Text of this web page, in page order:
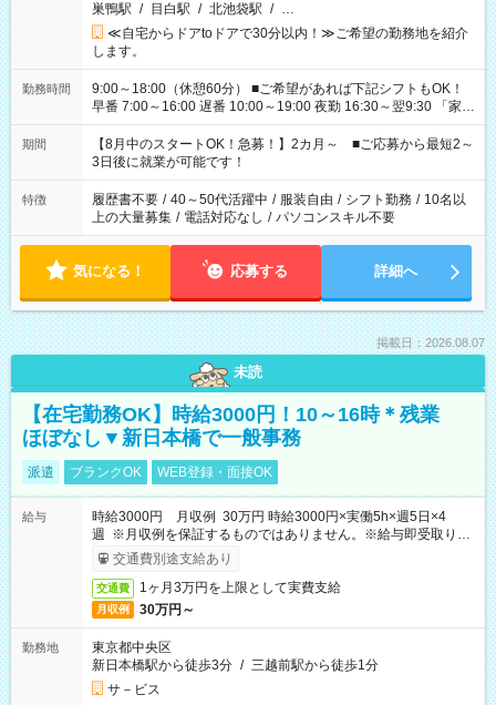
巣鴨駅 / 目白駅 / 北池袋駅 / …
≪自宅からドアtoドアで30分以内！≫ご希望の勤務地を紹介
します。
勤務時間
9:00～18:00（休憩60分） ■ご希望があれば下記シフトもOK！
早番 7:00～16:00 遅番 10:00～19:00 夜勤 16:30～翌9:30 「家族
と休みを合わせたい」 「余裕を持って夕飯の準備がしたい」
「できれば残業はしたくない」 など、ご希望を教えてください
ね。 ※Wワーク希望の方へ 今ご覧のお仕事で希望する勤務時間
と、もう1つのお仕事の勤務時間。 合計で週40時間を超える場
合は応募できません。
期間
【8月中のスタートOK！急募！】2カ月～ ■ご応募から最短2～
3日後に就業が可能です！
特徴 履歴書不要 / 40～50代活躍中 / 服装自由 / シフト勤務 / 10名以
上の大量募集 / 電話対応なし / パソコンスキル不要
気になる！ 応募する 詳細へ
掲載日：2026.08.07
未読
【在宅勤務OK】時給3000円！10～16時＊残業
ほぼなし▼新日本橋で一般事務
派遣 ブランクOK WEB登録・面接OK
給与
時給3000円 月収例 30万円 時給3000円×実働5h×週5日×4
週 ※月収例を保証するものではありません。※給与即受取りサ
ービス利用可（利用条件有）
交通費別途支給あり
交通費 1ヶ月3万円を上限として実費支給
月収例 30万円～
勤務地
東京都中央区
新日本橋駅から徒歩3分 / 三越前駅から徒歩1分
サ－ビス